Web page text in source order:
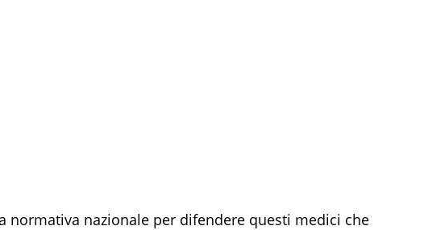
normativa nazionale per difendere questi medici che